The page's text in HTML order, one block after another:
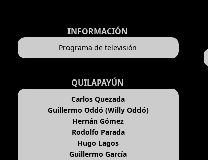
INFORMACIÓN
Programa de televisión
QUILAPAYÚN
Carlos Quezada
Guillermo Oddó (Willy Oddó)
Hernán Gómez
Rodolfo Parada
Hugo Lagos
Guillermo García